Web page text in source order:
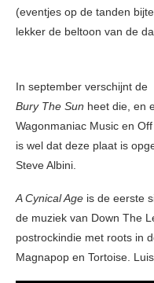
(eventjes op de tanden
lekker de beltoon van de
In september verschijnt
Bury The Sun heet die, en
Wagonmaniac Music en
is wel dat deze plaat is
Steve Albini.
A Cynical Age is de eerste
de muziek van Down The
postrockindie met roots in
Magnapop en Tortoise.